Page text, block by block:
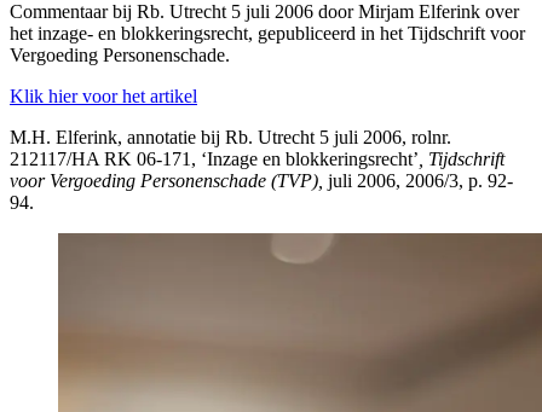
Commentaar bij Rb. Utrecht 5 juli 2006 door Mirjam Elferink over
het inzage- en blokkeringsrecht, gepubliceerd in het Tijdschrift voor
Vergoeding Personenschade.
Klik hier voor het artikel
M.H. Elferink, annotatie bij Rb. Utrecht 5 juli 2006, rolnr.
212117/HA RK 06-171, ‘Inzage en blokkeringsrecht’ , Tijdschrift
voor Vergoeding Personenschade (TVP), juli 2006, 2006/3, p. 92-
94.